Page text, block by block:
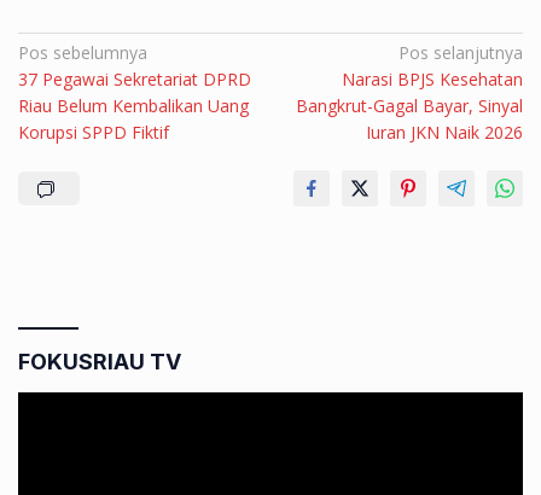
Navigasi
pos
Pos sebelumnya
37 Pegawai Sekretariat DPRD
Riau Belum Kembalikan Uang
Korupsi SPPD Fiktif
Pos selanjutnya
Narasi BPJS Kesehatan
Bangkrut-Gagal Bayar, Sinyal
Iuran JKN Naik 2026
FOKUSRIAU TV